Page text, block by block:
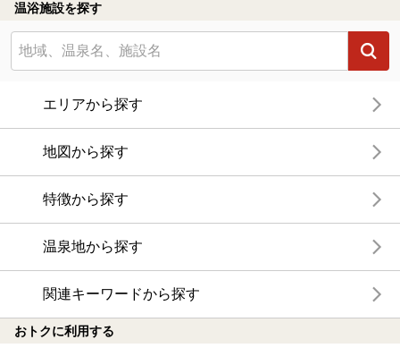
温浴施設を探す
エリアから探す
地図から探す
特徴から探す
温泉地から探す
関連キーワードから探す
おトクに利用する